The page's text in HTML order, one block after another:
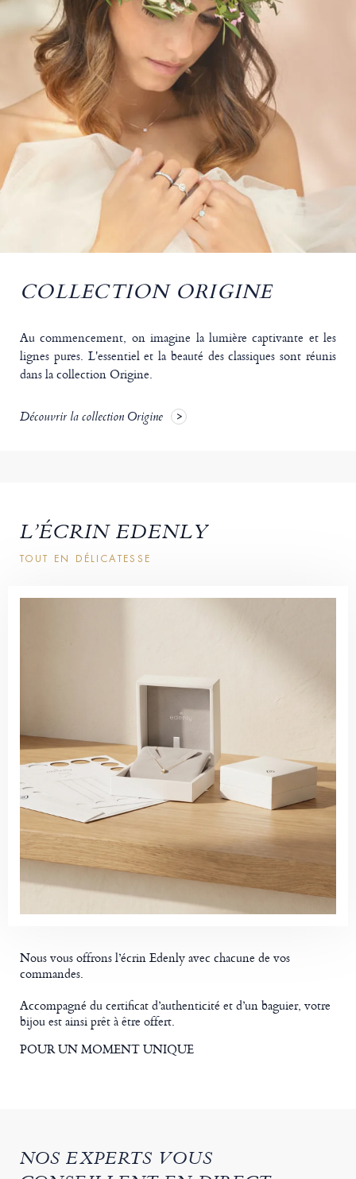
COLLECTION ORIGINE
Au commencement, on imagine la lumière captivante et les
lignes pures. L'essentiel et la beauté des classiques sont réunis
dans la collection Origine.
Découvrir la collection Origine
L’ÉCRIN EDENLY
TOUT EN DÉLICATESSE
Nous vous offrons l’écrin Edenly avec chacune de vos
commandes.
Accompagné du certificat d’authenticité et d’un baguier, votre
bijou est ainsi prêt à être offert.
POUR UN MOMENT UNIQUE
NOS EXPERTS VOUS